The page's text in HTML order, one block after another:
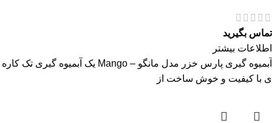
تماس بگیرید
اطلاعات بیشتر
آبمیوه گیری پارس خزر مدل مانگو – Mango یک آبمیوه گیری تک کاره
ی با کیفیت و خوش ساخت از